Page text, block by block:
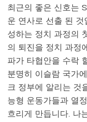
최근의 좋은 신호는
운 연사로 선출 된
성하는 정치 과정의
의 퇴진을 정치 과정
파가 타협안을 수락
분명히 이슬람 국가
크 정부에 알리는 것
능형 운동가들과 열
흐리게 만듭니다. 나